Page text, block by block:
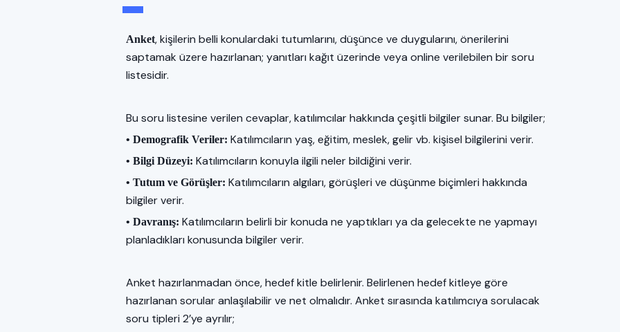
Anket, kişilerin belli konulardaki tutumlarını, düşünce ve duygularını, önerilerini
saptamak üzere hazırlanan; yanıtları kağıt üzerinde veya online verilebilen bir soru
listesidir.
Bu soru listesine verilen cevaplar, katılımcılar hakkında çeşitli bilgiler sunar. Bu bilgiler;
• Demografik Veriler: Katılımcıların yaş, eğitim, meslek, gelir vb. kişisel bilgilerini verir.
• Bilgi Düzeyi: Katılımcıların konuyla ilgili neler bildiğini verir.
• Tutum ve Görüşler: Katılımcıların algıları, görüşleri ve düşünme biçimleri hakkında
bilgiler verir.
• Davranış: Katılımcıların belirli bir konuda ne yaptıkları ya da gelecekte ne yapmayı
planladıkları konusunda bilgiler verir.
Anket hazırlanmadan önce, hedef kitle belirlenir. Belirlenen hedef kitleye göre
hazırlanan sorular anlaşılabilir ve net olmalıdır. Anket sırasında katılımcıya sorulacak
soru tipleri 2’ye ayrılır;